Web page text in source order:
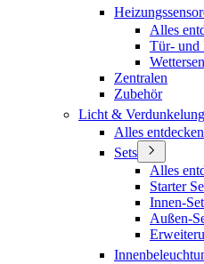
Alles
Tür- und
Zentralen
Zubehör
Licht & Verdunkelung
Alles entdecken
Sets
Alles
Starter
Innen-
Außen-